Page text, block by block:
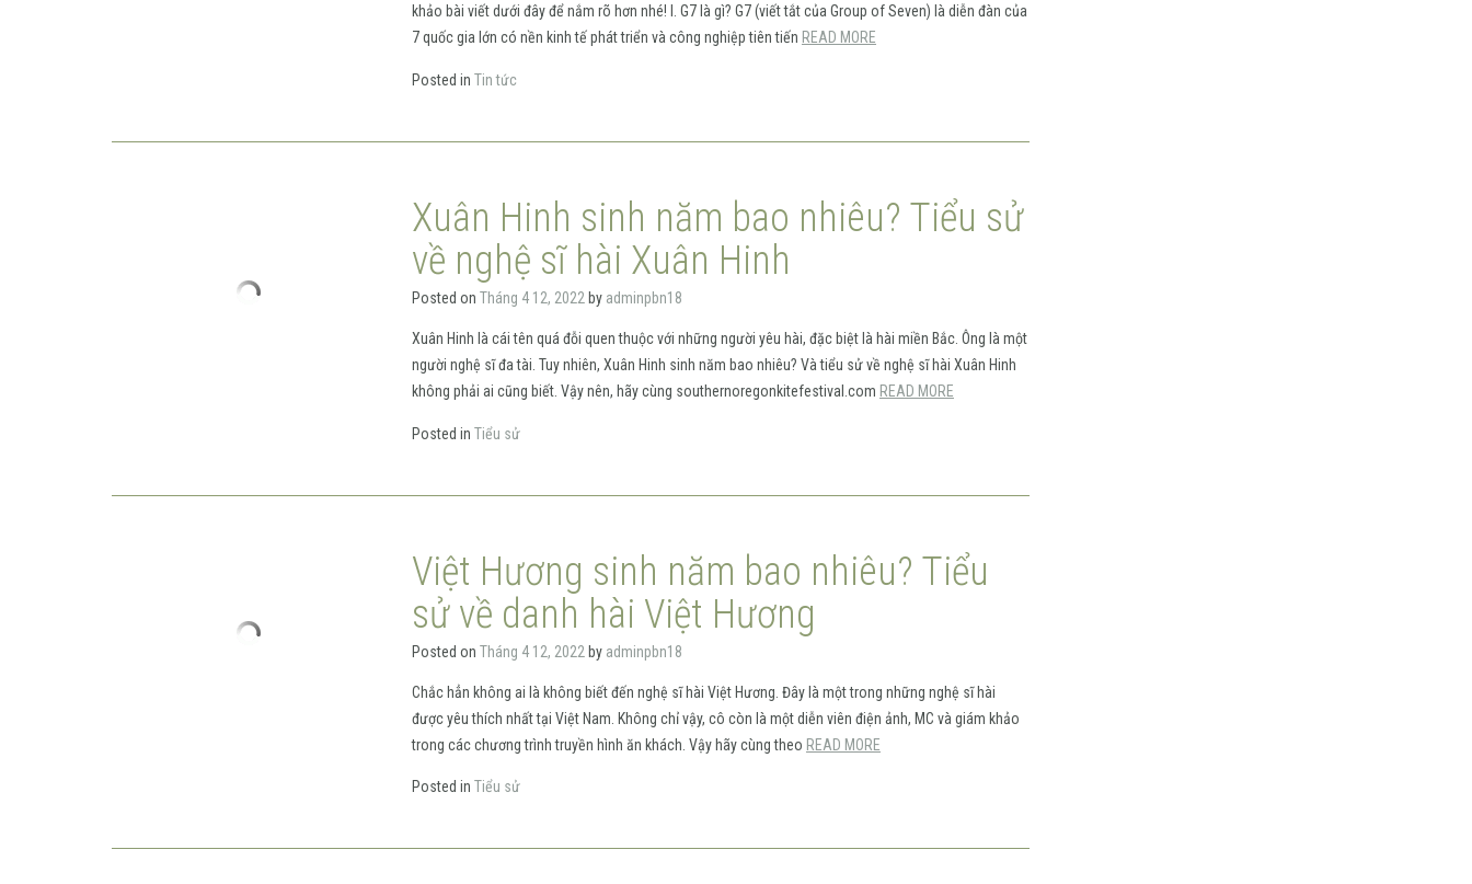
khảo bài viết dưới đây để nắm rõ hơn nhé! I. G7 là gì? G7 (viết tắt của Group of Seven) là diễn đàn của
7 quốc gia lớn có nền kinh tế phát triển và công nghiệp tiên tiến READ MORE
Posted in Tin tức
Xuân Hinh sinh năm bao nhiêu? Tiểu sử
về nghệ sĩ hài Xuân Hinh
Posted on Tháng 4 12, 2022 by adminpbn18
Xuân Hinh là cái tên quá đỗi quen thuộc với những người yêu hài, đặc biệt là hài miền Bắc. Ông là một
người nghệ sĩ đa tài. Tuy nhiên, Xuân Hinh sinh năm bao nhiêu? Và tiểu sử về nghệ sĩ hài Xuân Hinh
không phải ai cũng biết. Vậy nên, hãy cùng southernoregonkitefestival.com READ MORE
Posted in Tiểu sử
Việt Hương sinh năm bao nhiêu? Tiểu
sử về danh hài Việt Hương
Posted on Tháng 4 12, 2022 by adminpbn18
Chắc hẳn không ai là không biết đến nghệ sĩ hài Việt Hương. Đây là một trong những nghệ sĩ hài
được yêu thích nhất tại Việt Nam. Không chỉ vậy, cô còn là một diễn viên điện ảnh, MC và giám khảo
trong các chương trình truyền hình ăn khách. Vậy hãy cùng theo READ MORE
Posted in Tiểu sử